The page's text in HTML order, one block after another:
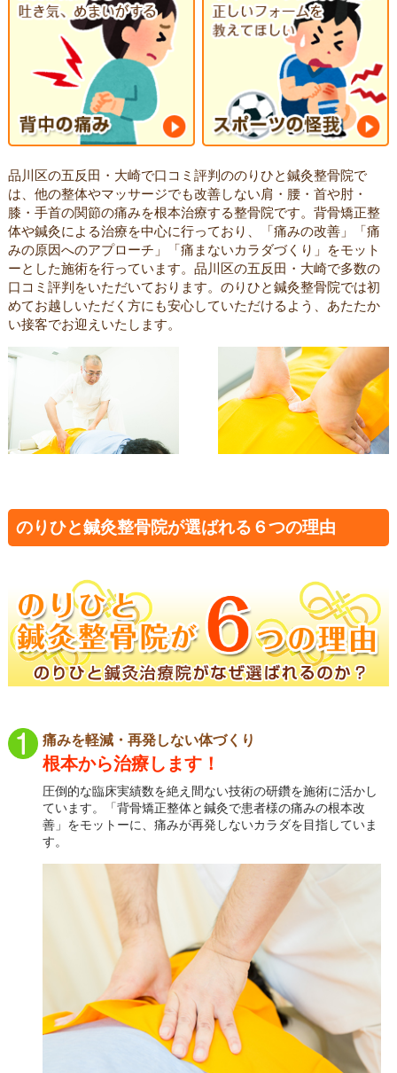
品川区の五反田・大崎で口コミ評判ののりひと鍼灸整骨院で
は、他の整体やマッサージでも改善しない肩・腰・首や肘・
膝・手首の関節の痛みを根本治療する整骨院です。背骨矯正整
体や鍼灸による治療を中心に行っており、「痛みの改善」「痛
みの原因へのアプローチ」「痛まないカラダづくり」をモット
ーとした施術を行っています。品川区の五反田・大崎で多数の
口コミ評判をいただいております。のりひと鍼灸整骨院では初
めてお越しいただく方にも安心していただけるよう、あたたか
い接客でお迎えいたします。
のりひと鍼灸整骨院が選ばれる６つの理由
痛みを軽減・再発しない体づくり
根本から治療します！
圧倒的な臨床実績数を絶え間ない技術の研鑽を施術に活かし
ています。「背骨矯正整体と鍼灸で患者様の痛みの根本改
善」をモットーに、痛みが再発しないカラダを目指していま
す。